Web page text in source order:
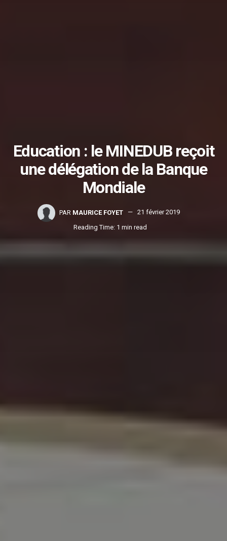
Education : le MINEDUB reçoit
une délégation de la Banque
Mondiale
PAR MAURICE FOYET
21 février 2019
Reading Time: 1 min read